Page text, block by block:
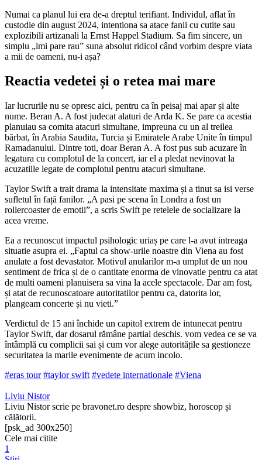
Numai ca planul lui era de-a dreptul terifiant. Individul, aflat în
custodie din august 2024, intentiona sa atace fanii cu cutite sau
explozibili artizanali la Ernst Happel Stadium. Sa fim sincere, un
simplu „imi pare rau” suna absolut ridicol când vorbim despre viata
a mii de oameni, nu-i așa?
Reactia vedetei și o retea mai mare
Iar lucrurile nu se opresc aici, pentru ca în peisaj mai apar și alte
nume. Beran A. A fost judecat alaturi de Arda K. Se pare ca acestia
planuiau sa comita atacuri simultane, impreuna cu un al treilea
bărbat, în Arabia Saudita, Turcia și Emiratele Arabe Unite în timpul
Ramadanului. Dintre toti, doar Beran A. A fost pus sub acuzare în
legatura cu complotul de la concert, iar el a pledat nevinovat la
acuzatiile legate de complotul pentru atacuri simultane.
Taylor Swift a trait drama la intensitate maxima și a tinut sa isi verse
sufletul în față fanilor. „A pasi pe scena în Londra a fost un
rollercoaster de emotii”, a scris Swift pe retelele de socializare la
acea vreme.
Ea a recunoscut impactul psihologic uriaș pe care l-a avut intreaga
situatie asupra ei. „Faptul ca show-urile noastre din Viena au fost
anulate a fost devastator. Motivul anularilor m-a umplut de un nou
sentiment de frica și de o cantitate enorma de vinovatie pentru ca atat
de multi oameni planuisera sa vina la acele spectacole. Dar am fost,
și atat de recunoscatoare autoritatilor pentru ca, datorita lor,
plangeam concerte și nu vieti.”
Verdictul de 15 ani închide un capitol extrem de intunecat pentru
Taylor Swift, dar dosarul rămâne partial deschis. vom vedea ce se va
întâmplă cu complicii sai și cum vor alege autoritățile sa gestioneze
securitatea la marile evenimente de acum incolo.
#eras tour #taylor swift #vedete internationale #Viena
Liviu Nistor
Liviu Nistor scrie pe bravonet.ro despre showbiz, horoscop și
călătorii.
[psk_ad 300x250]
Cele mai citite
1